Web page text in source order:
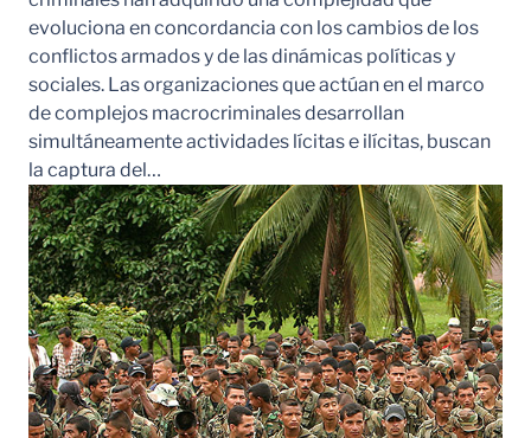
evoluciona en concordancia con los cambios de los
conflictos armados y de las dinámicas políticas y
sociales. Las organizaciones que actúan en el marco
de complejos macrocriminales desarrollan
simultáneamente actividades lícitas e ilícitas, buscan
la captura del…